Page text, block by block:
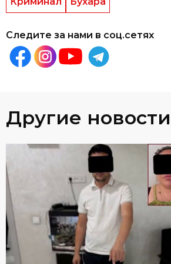
Следите за нами в соц.сетях
Другие новости